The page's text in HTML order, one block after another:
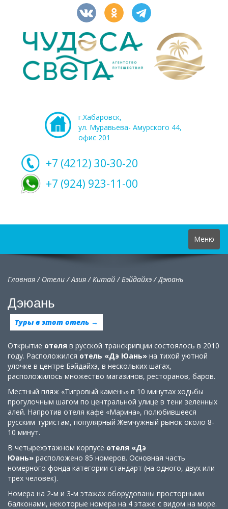
г.Хабаровск,
ул. Муравьева- Амурского 44,
офис 201
+7 (4212) 30-30-20
+7 (924) 923-11-00
Toggle
navigation
Меню
Главная/ Отели/Азия/Китай/Бэйдайхэ /Дэюань
Дэюань
Туры в этот отель →
Открытие отеля в русской транскрипции состоялось в 2010
году. Расположился отель «Дэ Юань» на тихой уютной
улочке в центре Бэйдайхэ, в нескольких шагах,
расположилось множество магазинов, ресторанов, баров.
Местный пляж «Тигровый камень» в 10 минутах ходьбы
прогулочным шагом по центральной улице в тени зеленных
алей. Напротив отеля кафе «Марина», полюбившееся
русским туристам, популярный Жемчужный рынок около 8-
10 минут.
В четырехэтажном корпусе отеля «Дэ
Юань» расположено 85 номеров. Основная часть
номерного фонда категории стандарт (на одного, двух или
трех человек).
Номера на 2-м и 3-м этажах оборудованы просторными
балконами, некоторые номера на 4 этаже с видом на море.